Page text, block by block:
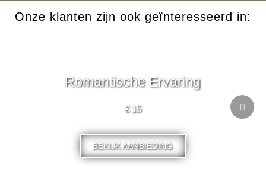
Onze klanten zijn ook geïnteresseerd in:
Romantische Ervaring
€ 15
BEKIJK AANBIEDING